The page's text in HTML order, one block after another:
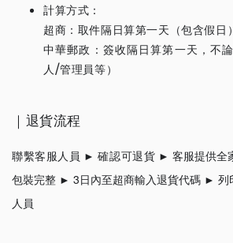
計算方式：
超商：取件隔日算第一天（包含假日）
中華郵政：簽收隔日算第一天，不
人/管理員等）
｜退貨流程
聯繫客服人員 ► 確認可退貨 ► 客服提供全
包裝完整 ► 3日內至超商輸入退貨代碼 ► 列
人員